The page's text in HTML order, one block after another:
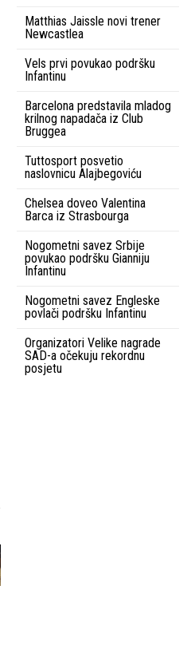
Matthias Jaissle novi trener
Newcastlea
Vels prvi povukao podršku
Infantinu
Barcelona predstavila mladog
krilnog napadača iz Club
Bruggea
Tuttosport posvetio
naslovnicu Alajbegoviću
Chelsea doveo Valentina
Barca iz Strasbourga
Nogometni savez Srbije
povukao podršku Gianniju
Infantinu
Nogometni savez Engleske
povlači podršku Infantinu
Organizatori Velike nagrade
SAD-a očekuju rekordnu
posjetu